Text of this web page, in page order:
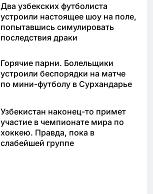
Два узбекских футболиста
устроили настоящее шоу на поле,
попытавшись симулировать
последствия драки
Горячие парни. Болельщики
устроили беспорядки на матче
по мини-футболу в Сурхандарье
Узбекистан наконец-то примет
участие в чемпионате мира по
хоккею. Правда, пока в
слабейшей группе